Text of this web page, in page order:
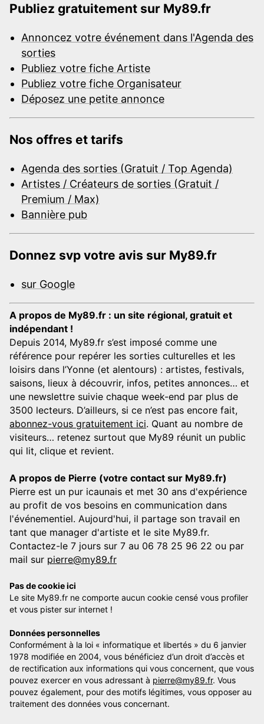
Publiez gratuitement sur My89.fr
Annoncez votre événement dans l'Agenda des
sorties
Publiez votre fiche Artiste
Publiez votre fiche Organisateur
Déposez une petite annonce
Nos offres et tarifs
Agenda des sorties (Gratuit / Top Agenda)
Artistes / Créateurs de sorties (Gratuit /
Premium / Max)
Bannière pub
Donnez svp votre avis sur My89.fr
sur Google
A propos de My89.fr : un site régional, gratuit et
indépendant !
Depuis 2014, My89.fr s’est imposé comme une
référence pour repérer les sorties culturelles et les
loisirs dans l’Yonne (et alentours) : artistes, festivals,
saisons, lieux à découvrir, infos, petites annonces… et
une newslettre suivie chaque week-end par plus de
3500 lecteurs. D’ailleurs, si ce n’est pas encore fait,
abonnez-vous gratuitement ici. Quant au nombre de
visiteurs… retenez surtout que My89 réunit un public
qui lit, clique et revient.
A propos de Pierre (votre contact sur My89.fr)
Pierre est un pur icaunais et met 30 ans d'expérience
au profit de vos besoins en communication dans
l'événementiel. Aujourd'hui, il partage son travail en
tant que manager d'artiste et le site My89.fr.
Contactez-le 7 jours sur 7 au 06 78 25 96 22 ou par
mail sur pierre@my89.fr
Pas de cookie ici
Le site My89.fr ne comporte aucun cookie censé vous profiler
et vous pister sur internet !
Données personnelles
Conformément à la loi « informatique et libertés » du 6 janvier
1978 modifiée en 2004, vous bénéficiez d’un droit d’accès et
de rectification aux informations qui vous concernent, que vous
pouvez exercer en vous adressant à pierre@my89.fr. Vous
pouvez également, pour des motifs légitimes, vous opposer au
traitement des données vous concernant.